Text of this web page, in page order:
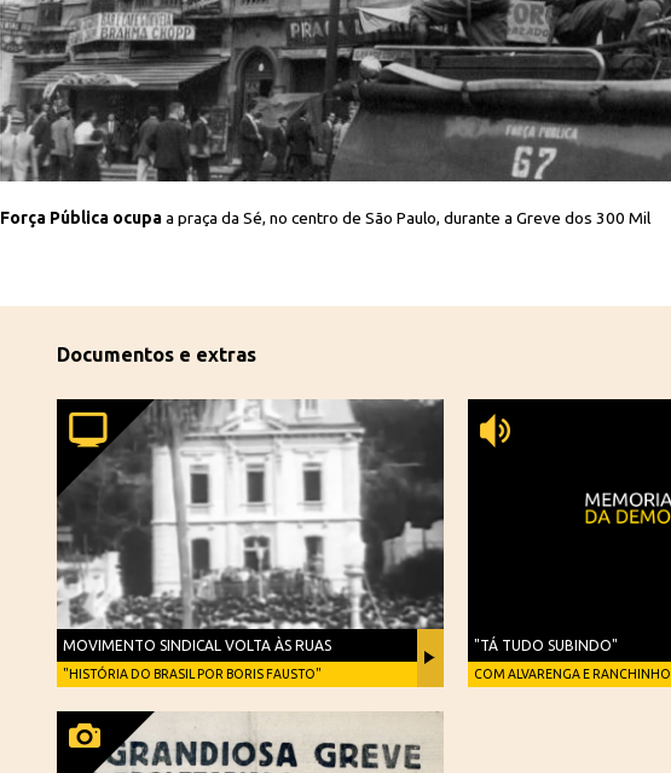
Força Pública ocupaa praça da Sé, no centro de São Paulo, durante a Greve dos 300 Mil
Documentos e extras
MOVIMENTO SINDICAL VOLTA ÀS RUAS
"HISTÓRIA DO BRASIL POR BORIS FAUSTO"
"TÁ TUDO SUBINDO"
COM ALVARENGA E RANCHINHO